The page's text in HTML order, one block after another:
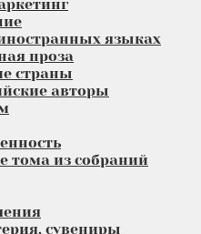
языках
проза
страны
авторы
тома из собраний
сувениры